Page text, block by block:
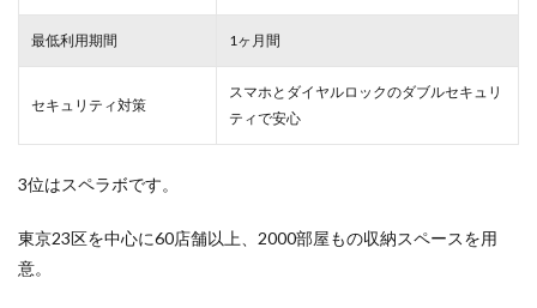
最低利用期間 1ヶ月間
セキュリティ対策
スマホとダイヤルロックのダブルセキュリ
ティで安心
3位はスペラボです。
東京23区を中心に60店舗以上、2000部屋もの収納スペースを用
意。